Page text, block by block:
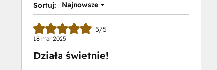
Sortuj: Najnowsze
5/5
18 mar 2025
Działa świetnie!